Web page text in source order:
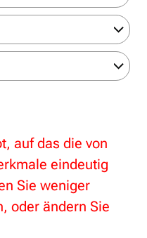
auf das die von
eindeutig
Sie weniger
oder ändern Sie